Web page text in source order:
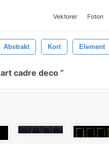
Vektorer Foton
Abstrakt Kort Element
art cadre deco